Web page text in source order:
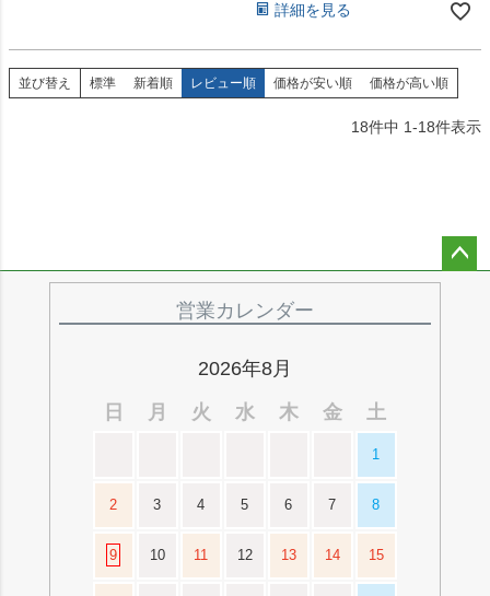
詳細を見る
並び替え 標準 新着順 レビュー順 価格が安い順 価格が高い順
18件中 1-18件表示
営業カレンダー
2026年8月
日
月 火 水 木 金 土
1
2 3 4 5 6 7 8
9 10 11 12 13 14 15